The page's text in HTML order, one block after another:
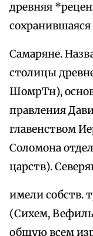
древняя
Самаряне.
столицы
ШомрТн),
правления
главенством
Соломона
царств).
имели собств.
(Сихем,
общую всем